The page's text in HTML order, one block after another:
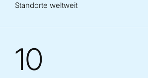
Standorte weltweit
10